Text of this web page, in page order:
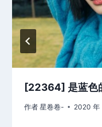
[22364] 是蓝色
作者星卷卷- 2020 年